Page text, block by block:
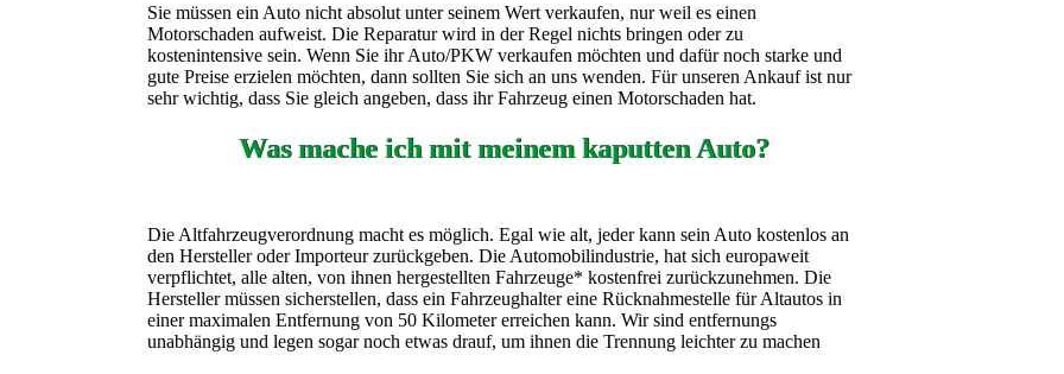
Sie müssen ein Auto nicht absolut unter seinem Wert verkaufen, nur weil es einen
Motorschaden aufweist. Die Reparatur wird in der Regel nichts bringen oder zu
kostenintensive sein. Wenn Sie ihr Auto/PKW verkaufen möchten und dafür noch starke und
gute Preise erzielen möchten, dann sollten Sie sich an uns wenden. Für unseren Ankauf ist nur
sehr wichtig, dass Sie gleich angeben, dass ihr Fahrzeug einen Motorschaden hat.
Was mache ich mit meinem kaputten Auto?
Die Altfahrzeugverordnung macht es möglich. Egal wie alt, jeder kann sein Auto kostenlos an
den Hersteller oder Importeur zurückgeben. Die Automobilindustrie, hat sich europaweit
verpflichtet, alle alten, von ihnen hergestellten Fahrzeuge* kostenfrei zurückzunehmen. Die
Hersteller müssen sicherstellen, dass ein Fahrzeughalter eine Rücknahmestelle für Altautos in
einer maximalen Entfernung von 50 Kilometer erreichen kann. Wir sind entfernungs
unabhängig und legen sogar noch etwas drauf, um ihnen die Trennung leichter zu machen